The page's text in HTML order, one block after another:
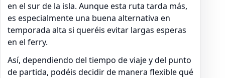
en el sur de la isla. Aunque esta ruta tarda más,
es especialmente una buena alternativa en
temporada alta si queréis evitar largas esperas
en el ferry.
Así, dependiendo del tiempo de viaje y del punto
de partida, podéis decidir de manera flexible qué